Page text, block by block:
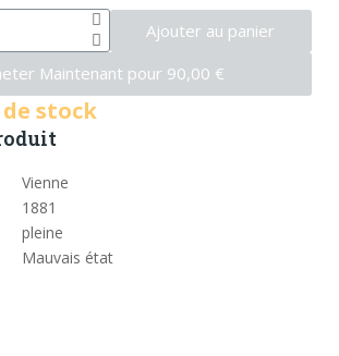
Ajouter au panier
Maintenant pour 90,00 €
stock
Vienne
1881
pleine
Mauvais état